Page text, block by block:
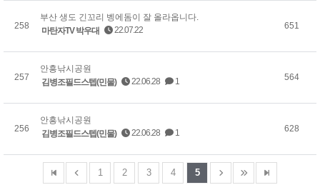
258
부산 생도 긴꼬리 벵에돔이 잘 올라옵니다.
마탄자TV 박우대
22.07.22 651
257
안흥낚시공원
김병조필드스텝(민물)
22.06.28 1 564
256
안흥낚시공원
김병조필드스텝(민물)
22.06.28 1 628
1 2 3 4 5